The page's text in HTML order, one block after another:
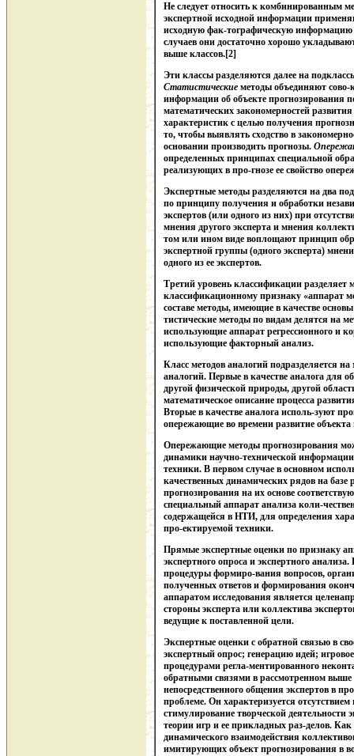
Не следует относить к комбинированным
экспертной исходной информации
исходную фак-тографическую
случаев они достаточно хорошо
выше классов.[2]
Эти классы разделяются далее на
Статистические методы объединяют сово-
информации об объекте прогнозирования
математических закономерностей
характеристик с целью получения
то, чтобы выявлять сходство в
основании производить прогнозы.
определенных принципах специальной
реализующих в про-гнозе ее свойство
Экспертные методы разделяются на два
по принципу получения и обработки
экспертов (или одного из них) при
мнения другого эксперта и мнения
том или ином виде воплощают принцип
экспертной группы (одного эксперта)
одного из ее экспертов.
Третий уровень классификации
классификационному признаку «аппарат
составе методы, имеющие в качестве
тистические методы по видам делятся на
использующие аппарат регрессионного и
использующие факторный анализ.
Класс методов аналогий подразделяется
аналогий. Первые в качестве аналога для
другой физической природы, другой
математическое описание процесса
Вторые в качестве аналога исполь-зуют
опережающие во времени развитие
Опережающие методы прогнозирования
динамики научно-технической
техники. В первом случае в основном
качественных динамических рядов на
прогнозирования на их основе
специальный аппарат анализа коли-
содержащейся в НТИ, для определения
про-ектируемой техники.
Прямые экспертные оценки по признаку
экспертного опроса и экспертного
процедуры формиро-вания вопросов,
полученных ответов и формирования
аппаратом исследования является
стороны эксперта или коллектива
ведущие к поставленной цели.
Экспертные оценки с обратной связью в
экспертный опрос; генерацию идей;
процедурами регла-ментированного
обратными связями в рассмотренном выше
непосредственного общения экспертов в
проблеме. Он характеризуется
стимулирование творческой деятельности
теории игр и ее прикладных раз-делов.
динамического взаимодействия
имитирующих объект прогнозирования в